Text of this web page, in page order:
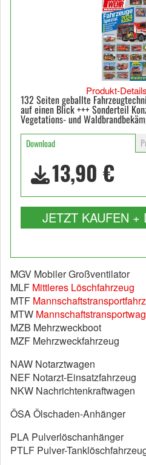
Produkt-
132 Seiten geballte
auf einen Blick +++ Sonderteil
Vegetations- und
Download
13,90 €
JETZT KAUFEN +
MGV Mobiler Großventilator
MLF Mittleres Löschfahrzeug
MTF
MTW
MZB Mehrzweckboot
MZF Mehrzweckfahrzeug
NAW Notarztwagen
NEF Notarzt-Einsatzfahrzeug
NKW Nachrichtenkraftwagen
ÖSA Ölschaden-Anhänger
PLA Pulverlöschanhänger
PTLF Pulver-